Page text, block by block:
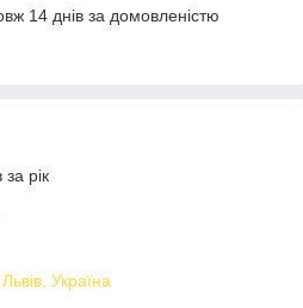
14 днів за домовленістю
за рік
Україна